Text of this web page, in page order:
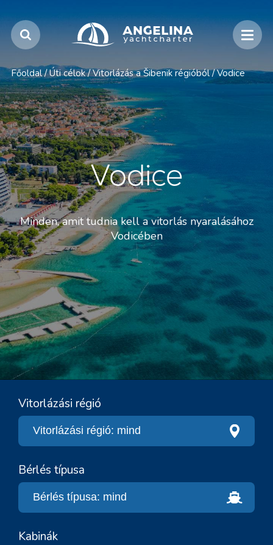
Főoldal / Úti célok / Vitorlázás a Šibenik régióból / Vodice
Vodice
Minden, amit tudnia kell a vitorlás nyaralásához
Vodicében
Vitorlázási régió
Bérlés típusa
Kabinák